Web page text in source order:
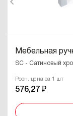
Мебельная
SC - Сатиновый
Розн. цена за 1 шт
576,27 ₽